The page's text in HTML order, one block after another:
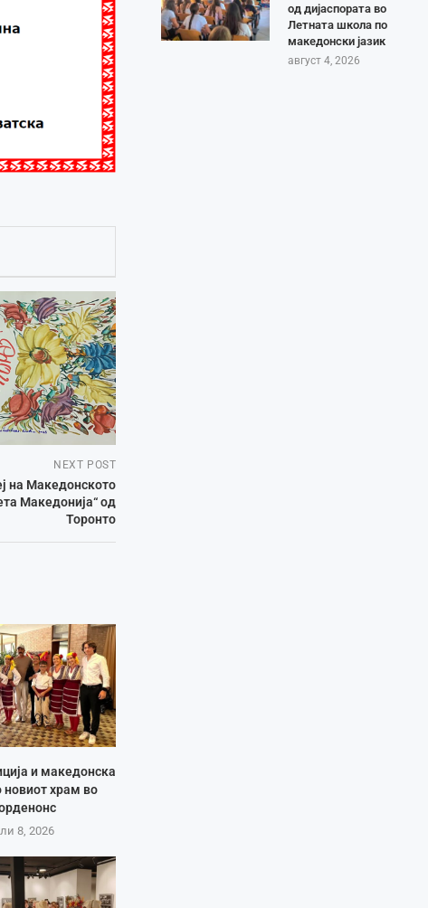
NEXT POST
на Македонското
Македонија“ од
Торонто
и македонска
новиот храм во
8, 2026
од дијаспората во
Летната школа по
македонски јазик
август 4, 2026